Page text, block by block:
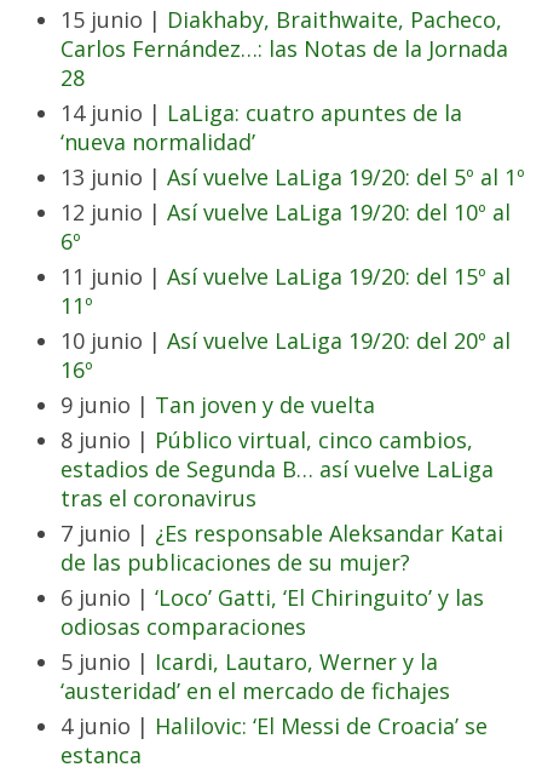
15 junio | Diakhaby, Braithwaite, Pacheco,
Carlos Fernández…: las Notas de la Jornada
28
14 junio | LaLiga: cuatro apuntes de la
‘nueva normalidad’
13 junio | Así vuelve LaLiga 19/20: del 5º al 1º
12 junio | Así vuelve LaLiga 19/20: del 10º al
6º
11 junio | Así vuelve LaLiga 19/20: del 15º al
11º
10 junio | Así vuelve LaLiga 19/20: del 20º al
16º
9 junio | Tan joven y de vuelta
8 junio | Público virtual, cinco cambios,
estadios de Segunda B… así vuelve LaLiga
tras el coronavirus
7 junio | ¿Es responsable Aleksandar Katai
de las publicaciones de su mujer?
6 junio | ‘Loco’ Gatti, ‘El Chiringuito’ y las
odiosas comparaciones
5 junio | Icardi, Lautaro, Werner y la
‘austeridad’ en el mercado de fichajes
4 junio | Halilovic: ‘El Messi de Croacia’ se
estanca